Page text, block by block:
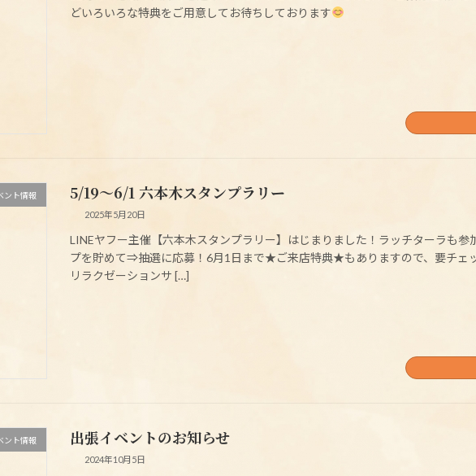
どいろいろな特典をご用意してお待ちしております
ント情報 5/19～6/1 六本木スタンプラリー
2025年5月20日
LINEヤフー主催【六本木スタンプラリー】はじまりました！ラッチターラも
プを貯めて⇒抽選に応募！6月1日まで★ご来店特典★もありますので、要チェ
リラクゼーションサ […]
ント情報 出張イベントのお知らせ
2024年10月5日